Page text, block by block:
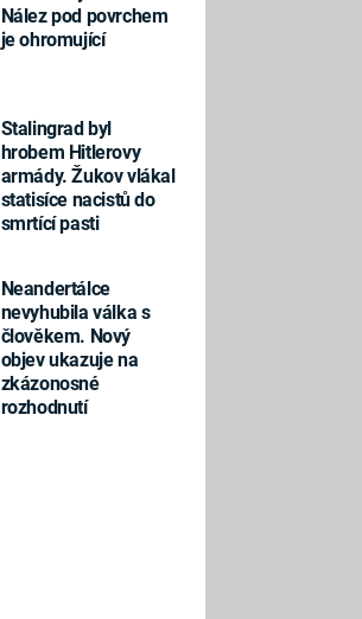
Nález pod povrchem
je ohromující
Stalingrad byl
hrobem Hitlerovy
armády. Žukov vlákal
statisíce nacistů do
smrtící pasti
Neandertálce
nevyhubila válka s
člověkem. Nový
objev ukazuje na
zkázonosné
rozhodnutí